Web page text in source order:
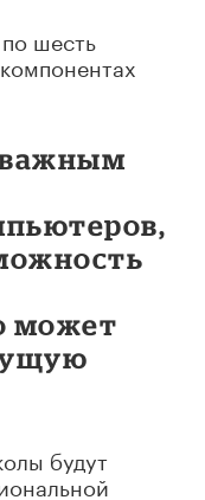
шесть
важным
может
будут